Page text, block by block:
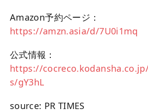
Amazon予約ページ：
https://amzn.asia/d/7U0i1mq
公式情報：
https://
s/gY3hL
source: PR TIMES